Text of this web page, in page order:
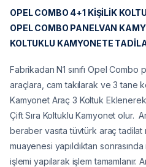
OPEL COMBO 4+1 KİŞİLİK
OPEL COMBO PANELVAN
KOLTUKLU KAMYONETE
Fabrikadan N1 sınıfı Opel
araçlara, cam takılarak ve 3 tane
Kamyonet Araç 3 Koltuk
Çift Sıra Koltuklu Kamyonet olur.
beraber vasıta tüvtürk araç tadilat
muayenesi yapıldıktan
işlemi yapılarak işlem tamamlanır.